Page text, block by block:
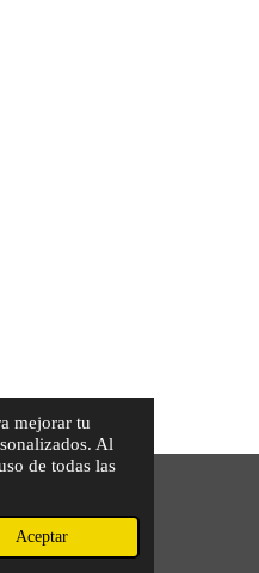
mejorar tu
Al
de todas las
Aceptar